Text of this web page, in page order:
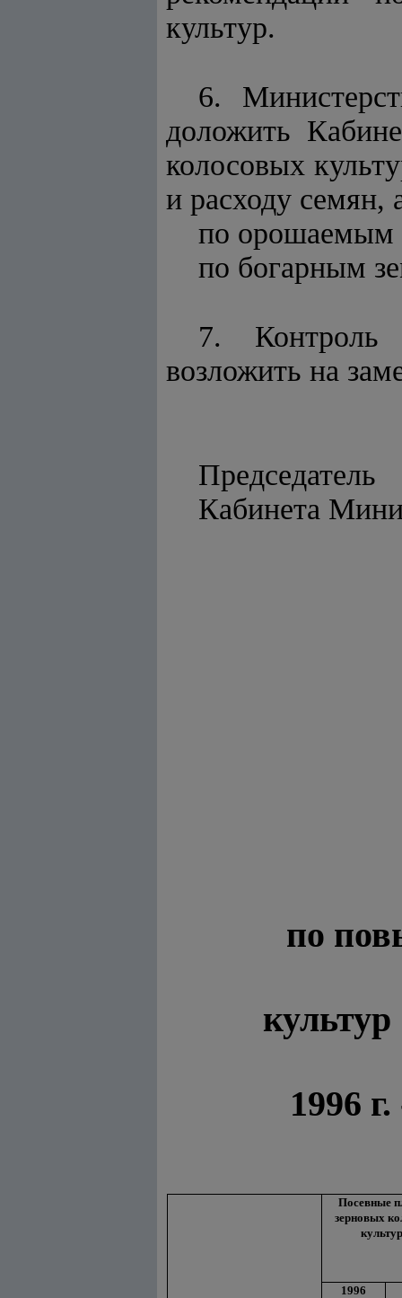
культур.
6.
доложить
колосовых
и расходу семян,
по орошаемым
по богарным
7. Контроль
возложить на
Председатель
по
1996
Посевные
зерновых
1996